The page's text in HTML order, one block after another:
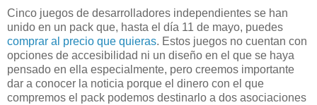
Cinco juegos de desarrolladores independientes se han
unido en un pack que, hasta el día 11 de mayo, puedes
comprar al precio que quieras. Estos juegos no cuentan con
opciones de accesibilidad ni un diseño en el que se haya
pensado en ella especialmente, pero creemos importante
dar a conocer la noticia porque el dinero con el que
compremos el pack podemos destinarlo a dos asociaciones